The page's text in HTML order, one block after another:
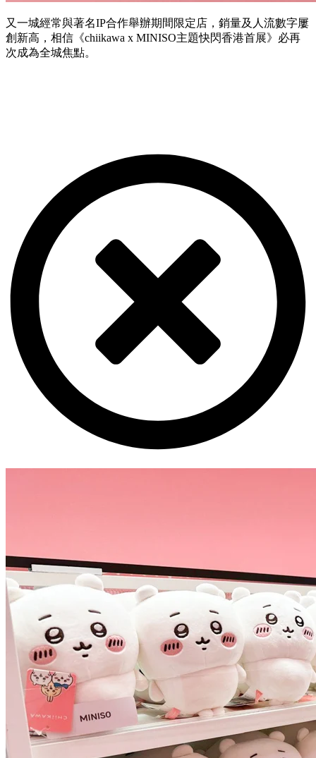
又一城經常與著名IP合作舉辦期間限定店，銷量及人流數字屢
創新高，相信《chiikawa x MINISO主題快閃香港首展》必再
次成為全城焦點。